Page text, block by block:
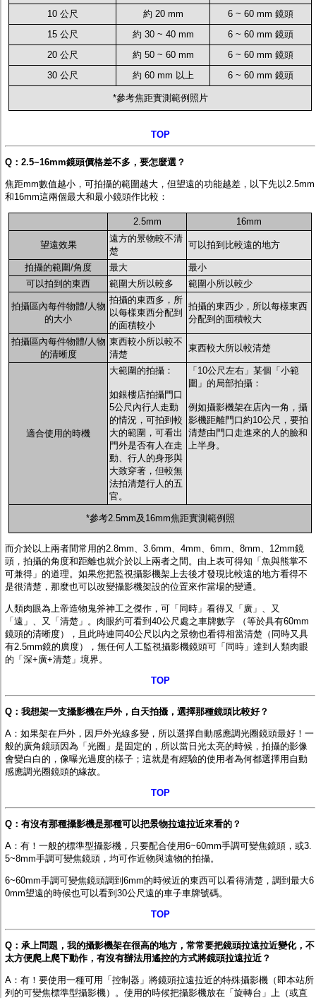
10 公尺
約 20 mm
6 ~ 60 mm 鏡頭
15 公尺
約 30 ~ 40 mm
6 ~ 60 mm 鏡頭
20 公尺
約 50 ~ 60 mm
6 ~ 60 mm 鏡頭
30 公尺
約 60 mm 以上 6 ~ 60 mm 鏡頭
*參考焦距實測範例照片
TOP
Q：2.5~16mm鏡頭價格差不多，要怎麼選？
焦距mm數值越小，可拍攝的範圍越大，但望遠的功能越差，以下先以2.5mm
和16mm這兩個最大和最小鏡頭作比較：
2.5mm 16mm
望遠效果
遠方的景物較不清
楚
可以拍到比較遠的地方
拍攝的範圍/角度 最大
最小
可以拍到的東西
範圍大所以較多 範圍小所以較少
拍攝區內每件物體/人物
的大小
拍攝的東西多，所
以每樣東西分配到
的面積較小
拍攝的東西少，所以每樣東西
分配到的面積較大
拍攝區內每件物體/人物
的清晰度
東西較小所以較不
清楚
東西較大所以較清楚
適合使用的時機
大範圍的拍攝：
如銀樓店拍攝門口
5公尺內行人走動
的情況，可拍到較
大的範圍，可看出
門外是否有人在走
動、行人的身形與
大致穿著，但較無
法拍清楚行人的五
官。
「10公尺左右」某個「小範
圍」的局部拍攝：
例如攝影機架在店內一角，攝
影機距離門口約10公尺，要拍
清楚由門口走進來的人的臉和
上半身。
*參考2.5mm及16mm焦距實測範例照
而介於以上兩者間常用的2.8mm、3.6mm、4mm、6mm、8mm、12mm鏡
頭，拍攝的角度和距離也就介於以上兩者之間。由上表可得知「魚與熊掌不
可兼得」的道理。如果您把監視攝影機架上去後才發現比較遠的地方看得不
是很清楚，那麼也可以改變攝影機架設的位置來作當場的變通。
人類肉眼為上帝造物鬼斧神工之傑作，可「同時」看得又「廣」、又
「遠」、又「清楚」。肉眼約可看到40公尺處之車牌數字 （等於具有60mm
鏡頭的清晰度），且此時連同40公尺以內之景物也看得相當清楚（同時又具
有2.5mm鏡的廣度），無任何人工監視攝影機鏡頭可「同時」達到人類肉眼
的「深+廣+清楚」境界。
TOP
Q：我想架一支攝影機在戶外，白天拍攝，選擇那種鏡頭比較好？
A：如果架在戶外，因戶外光線多變，所以選擇自動感應調光圈鏡頭最好！ 一
般的廣角鏡頭因為「光圈」是固定的，所以當日光太亮的時候，拍攝的影像
會變白白的，像曝光過度的樣子；這就是有經驗的使用者為何都選擇用 自動
感應調光圈鏡頭的緣故。
TOP
Q：有沒有那種攝影機是那種可以把景物拉遠拉近來看的？
A：有！一般的標準型攝影機，只要配合使用6~60mm手調可變焦鏡頭 ，或3.
5~8mm手調可變焦鏡頭，均可作近物與遠物的拍攝。
6~60mm手調可變焦鏡頭調到6mm的時候近的東西可以看得清楚，調到最大6
0mm望遠的時候也可以看到30公尺遠的車子車牌號碼。
TOP
Q：承上問題，我的攝影機架在很高的地方，常常要把鏡頭拉遠拉近變化，不
太方便爬上爬下動作，有沒有辦法用遙控的方式將鏡頭拉遠拉近？
A：有！要使用一種可用「控制器」將鏡頭拉遠拉近的特殊攝影機（即本站所
列的可變焦標準型攝影機）。使用的時候把攝影機放在「旋轉台」上（或直